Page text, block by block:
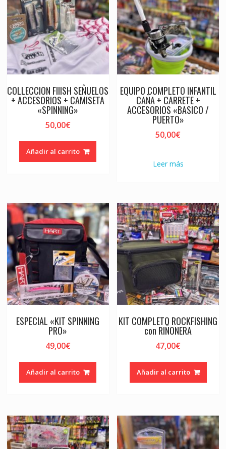
COLLECCION FIIISH SEÑUELOS
+ ACCESORIOS + CAMISETA
«SPINNING»
50,00€
Añadir al carrito
EQUIPO COMPLETO INFANTIL
CAÑA + CARRETE +
ACCESORIOS «BASICO /
PUERTO»
50,00€
Leer más
ESPECIAL «KIT SPINNING
PRO»
49,00€
Añadir al carrito
KIT COMPLETO ROCKFISHING
con RIÑONERA
47,00€
Añadir al carrito